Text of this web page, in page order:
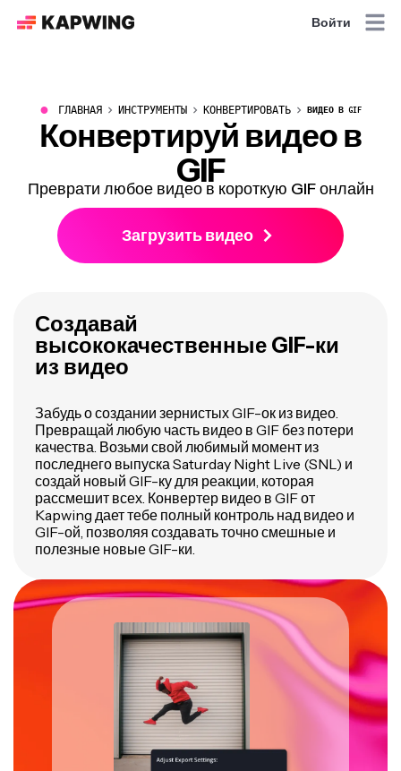
Войти
● ГЛАВНАЯ ИНСТРУМЕНТЫ КОНВЕРТИРОВАТЬ ВИДЕО В GIF
Конвертируй видео в
GIF
Преврати любое видео в короткую GIF онлайн
Загрузить видео
Создавай
высококачественные GIF-ки
из видео
Забудь о создании зернистых GIF-ок из видео.
Превращай любую часть видео в GIF без потери
качества. Возьми свой любимый момент из
последнего выпуска Saturday Night Live (SNL) и
создай новый GIF-ку для реакции, которая
рассмешит всех. Конвертер видео в GIF от
Kapwing дает тебе полный контроль над видео и
GIF-ой, позволяя создавать точно смешные и
полезные новые GIF-ки.